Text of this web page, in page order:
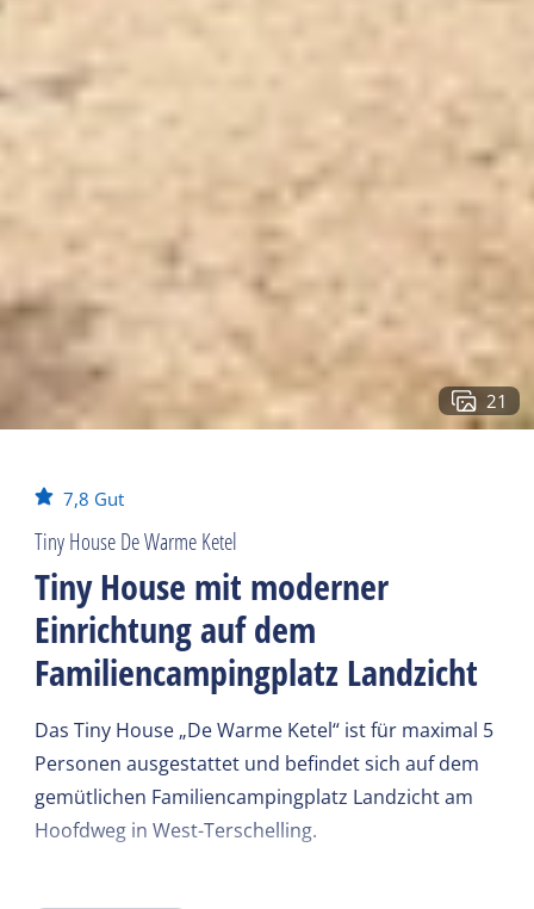
21
7,8 Gut
Tiny House De Warme Ketel
Tiny House mit moderner
Einrichtung auf dem
Familiencampingplatz Landzicht
Das Tiny House „De Warme Ketel“ ist für maximal 5
Personen ausgestattet und befindet sich auf dem
gemütlichen Familiencampingplatz Landzicht am
Hoofdweg in West-Terschelling.